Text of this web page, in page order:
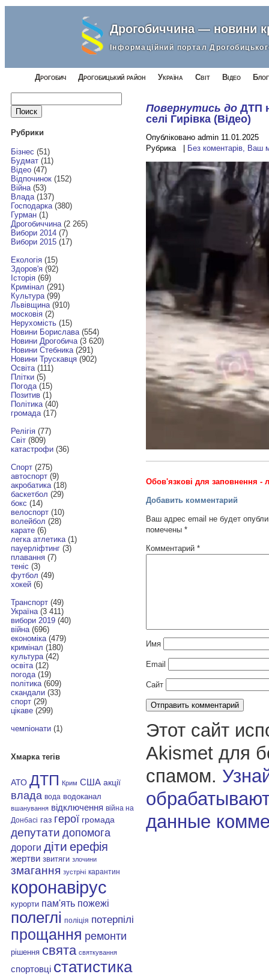
Дрогобиччина — новини
Інформаційний портал
Дрогобич Дрогобицький район Україна Світ Відео
Найти:
Рубрики
Бізнес (51)
Будмат(11)
Відео(47)
Відпочинок(152)
Війна(53)
Влада(137)
Господарка(380)
Гурман(1)
Дрогобиччина(2 265)
Вибори 2014(7)
Вибори 2015(17)
Екологія(15)
Здоров'я(92)
Історія(69)
Кримінал (291)
Культура(99)
Львівщина(910)
московія(2)
Нерухомість(15)
Новини Борислава(554)
Новини Дрогобича(3 620)
Новини Стебника(291)
Новини Трускавця(902)
Освіта(111)
Плітки(5)
Погода(15)
Позитив(1)
Політика(40)
громада(17)
Релігія(77)
Світ(809)
катастрофи(36)
Спорт(275)
автоспорт(9)
акробатика(18)
баскетбол (29)
бокс (14)
велоспорт(10)
волейбол (28)
карате(6)
легка атлетика(1)
пауерліфтинг(3)
плавання(7)
теніс (3)
футбол (49)
хокей(6)
Транспорт(49)
Україна(3 411)
вибори 2019(40)
війна(696)
економіка(479)
кримінал (180)
культура(42)
освіта(12)
погода(19)
політика(609)
скандали(33)
спорт(29)
цікаве(299)
чемпіонати(1)
Хмарка тегів
АТО ДТП Крим США акції
влада вода водоканал
вшанування відключення війна на
Донбасі газ герої громада
депутати допомога
дороги діти ерефія
жертви звитяги злочини
змагання зустрічі карантин
коронавірус
курорти пам'ять пожежі
полеглі поліція потерпілі
прощання ремонти
рішення свята святкування
спортовці статистика
Повернутись до ДТП
селі Гирівка (Відео)
Опубліковано admin 11.01.2025
Рубрика | Без коментарів, Ваш
Обов'язкові для заповнення -
Добавить комментарий
Ваш адрес email не будет
помечены *
Комментарий *
Имя
Email
Сайт
Этот сайт
Akismet для
спамом.
данные